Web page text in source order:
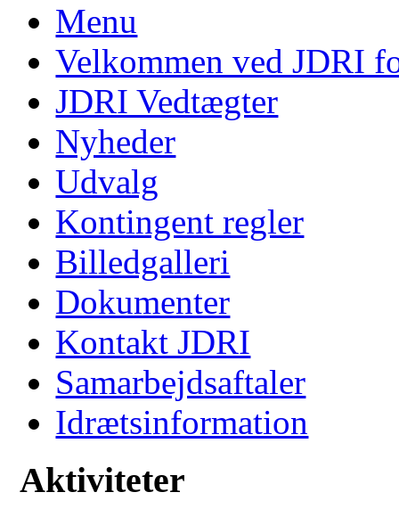
Menu
Velkommen ved JDRI
JDRI Vedtægter
Nyheder
Udvalg
Kontingent regler
Billedgalleri
Dokumenter
Kontakt JDRI
Samarbejdsaftaler
Idrætsinformation
Aktiviteter